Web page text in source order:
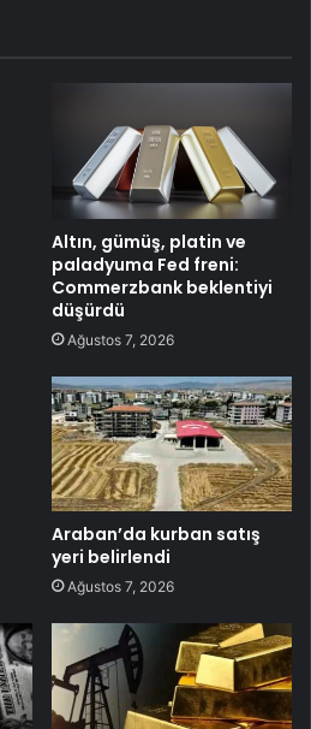
Altın, gümüş, platin ve
paladyuma Fed freni:
Commerzbank beklentiyi
düşürdü
Ağustos 7, 2026
Araban’da kurban satış
yeri belirlendi
Ağustos 7, 2026